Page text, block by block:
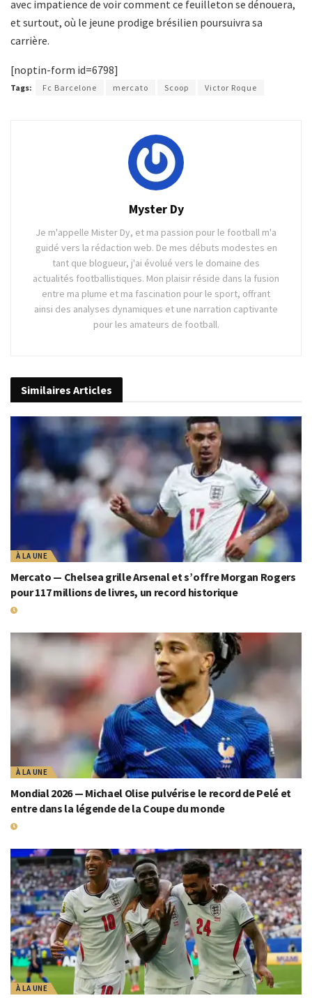
avec impatience de voir comment ce feuilleton se dénouera,
et surtout, où le jeune prodige brésilien poursuivra sa
carrière.
[noptin-form id=6798]
Tags: Fc Barcelone mercato Scoop Victor Roque
Myster Dy
Je m'appelle Mister Dy, et ma passion pour le football m'a
guidé vers la rédaction web. De mes débuts modestes en
tant que blogueur, j'ai évolué vers le domaine des
actualités footballistiques. Mon plaisir réside dans la fusion
entre ma plume et ma fascination pour le sport, offrant
ainsi des analyses dynamiques et une narration captivante
pour les amateurs de football.
Similaires Articles
À LA UNE
Mercato — Chelsea grille Arsenal et s’offre Morgan Rogers
pour 117 millions de livres, un record historique
À LA UNE
Mondial 2026 — Michael Olise pulvérise le record de Pelé et
entre dans la légende de la Coupe du monde
À LA UNE